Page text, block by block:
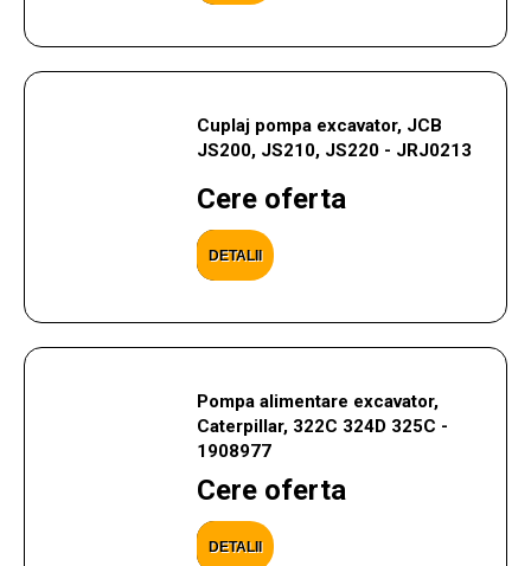
Cuplaj pompa excavator, JCB
JS200, JS210, JS220 - JRJ0213
Cere oferta
DETALII
Pompa alimentare excavator,
Caterpillar, 322C 324D 325C -
1908977
Cere oferta
DETALII